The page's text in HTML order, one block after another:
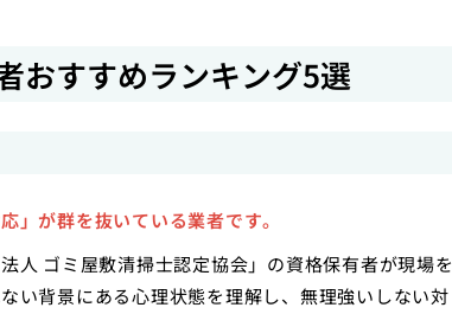
おすすめランキング5選
」が群を抜いている業者です。
人 ゴミ屋敷清掃士認定協会」の資格保有者が現場を
い背景にある心理状態を理解し、無理強いしない対